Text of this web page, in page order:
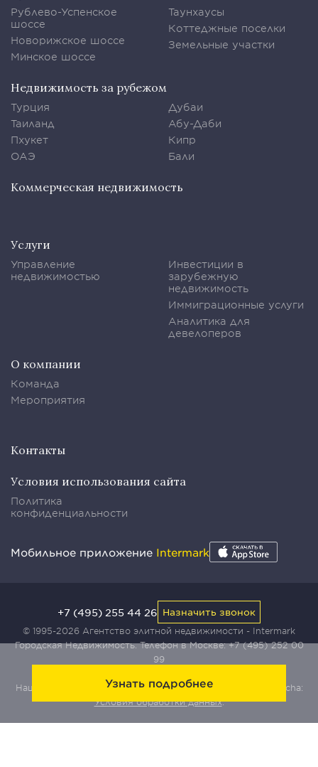
Узнать подробнее
Рублево-Успенское
шоссе
Новорижское шоссе
Минское шоссе
Таунхаусы
Коттеджные поселки
Земельные участки
Недвижимость за рубежом
Турция
Таиланд
Пхукет
ОАЭ
Дубаи
Абу-Даби
Кипр
Бали
Коммерческая недвижимость
Услуги
Управление
недвижимостью
Инвестиции в
зарубежную
недвижимость
Иммиграционные услуги
Аналитика для
девелоперов
О компании
Команда
Мероприятия
Контакты
Условия использования сайта
Политика
конфиденциальности
Мобильное приложение Intermark
© 1995-2026 Агентство элитной недвижимости - Intermark
Городская Недвижимость. Телефон в Москве:+7 (495) 252 00
99
Наш сайт защищен с помощью сервиса Yandex SmartCaptcha:
Условия обработки данных.
+7 (495) 255 44 26 Назначить звонок